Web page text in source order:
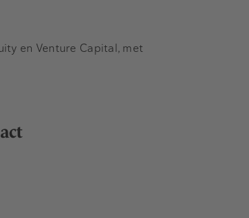
en Venture Capital, met